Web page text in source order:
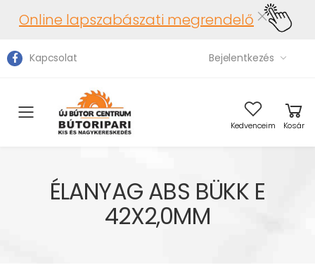
Online lapszabászati megrendelő
Kapcsolat Bejelentkezés
Toggle mobile menu Kedvenceim Kosár
ÉLANYAG ABS BÜKK E
42X2,0MM